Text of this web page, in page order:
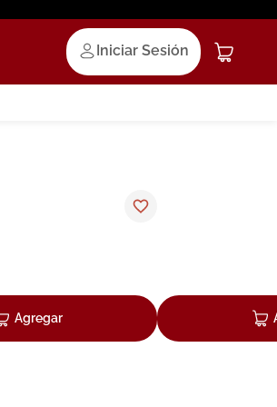
Iniciar Sesión
Agregar